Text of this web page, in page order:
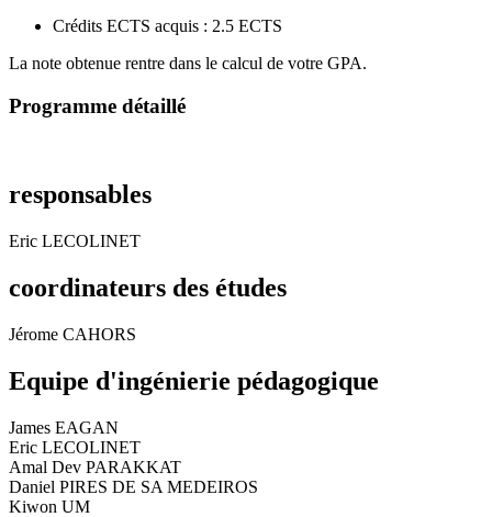
Crédits ECTS acquis : 2.5 ECTS
La note obtenue rentre dans le calcul de votre GPA.
Programme détaillé
responsables
Eric LECOLINET
coordinateurs des études
Jérome CAHORS
Equipe d'ingénierie pédagogique
James EAGAN
Eric LECOLINET
Amal Dev PARAKKAT
Daniel PIRES DE SA MEDEIROS
Kiwon UM